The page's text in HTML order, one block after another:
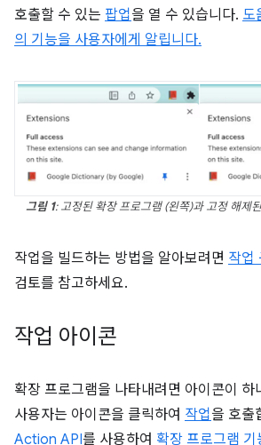
호출할 수 있는 팝업을 열 수 있습니다. 도
의 기능을 사용자에게 알립니다.
그림 1: 고정된 확장 프로그램 (왼쪽)과 고정 해제
작업을 빌드하는 방법을 알아보려면 작업
검토를 참고하세요.
작업 아이콘
확장 프로그램을 나타내려면 아이콘이 하
사용자는 아이콘을 클릭하여 작업을 호출
Action API를 사용하여 확장 프로그램 기